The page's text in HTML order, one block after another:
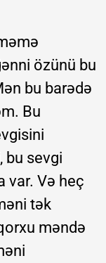
özünü bu
bu barədə
Bu
bu sevgi
var. Və heç
tək
məndə